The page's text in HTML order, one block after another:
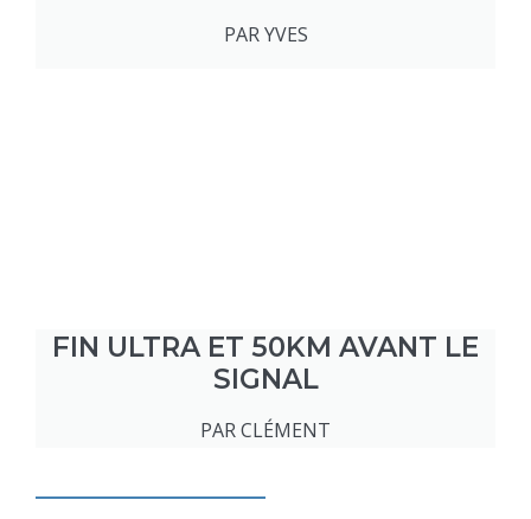
PAR YVES
FIN ULTRA ET 50KM AVANT LE
SIGNAL
PAR CLÉMENT